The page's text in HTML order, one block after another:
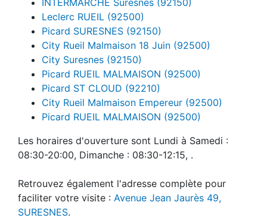
Leclerc RUEIL (92500)
Picard SURESNES (92150)
City Rueil Malmaison 18 Juin (92500)
City Suresnes (92150)
Picard RUEIL MALMAISON (92500)
Picard ST CLOUD (92210)
City Rueil Malmaison Empereur (92500)
Picard RUEIL MALMAISON (92500)
Les horaires d'ouverture sont Lundi à Samedi :
08:30-20:00, Dimanche : 08:30-12:15, .
Retrouvez également l'adresse complète pour
faciliter votre visite : Avenue Jean Jaurès 49,
SURESNES.